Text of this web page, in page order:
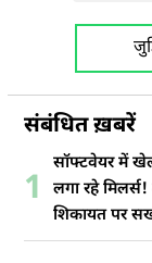
संबंधित ख़बरें
1
सॉफ्टवेयर में
लगा रहे
शिकायत पर